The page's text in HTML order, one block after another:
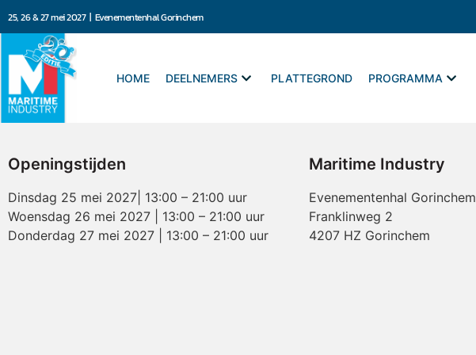
25, 26 & 27 mei 2027 | Evenementenhal Gorinchem
HOME DEELNEMERS PLATTEGROND PROGRAMMA
Openingstijden
Dinsdag 25 mei 2027| 13:00 – 21:00 uur
Woensdag 26 mei 2027 | 13:00 – 21:00 uur
Donderdag 27 mei 2027 | 13:00 – 21:00 uur
Maritime Industry
Evenementenhal Gorinchem
Franklinweg 2
4207 HZ Gorinchem